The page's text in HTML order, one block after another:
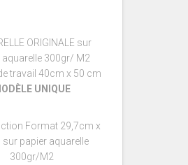
ORIGINALE sur
aquarelle 300gr/ M2
travail 40cm x 50 cm
UNIQUE
Format 29,7cm x
papier aquarelle
300gr/M2